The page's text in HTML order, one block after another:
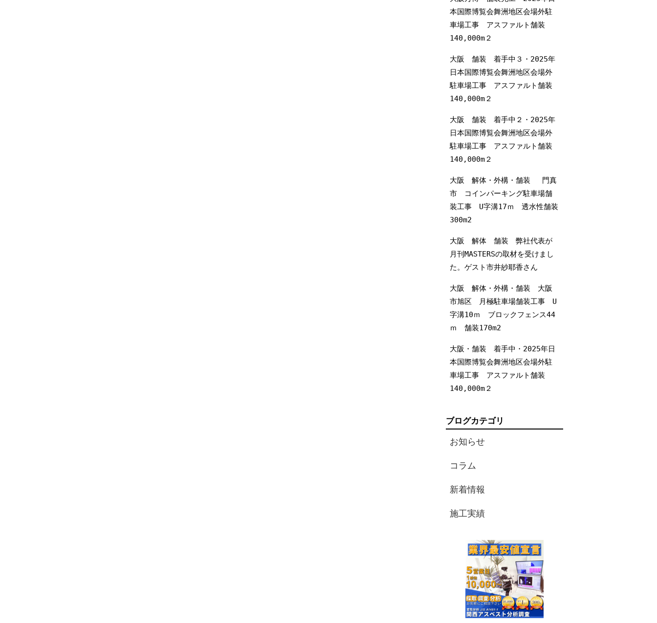
本国際博覧会舞洲地区会場外駐
車場工事 アスファルト舗装
140,000m２
大阪 舗装 着手中３・2025年
日本国際博覧会舞洲地区会場外
駐車場工事 アスファルト舗装
140,000m２
大阪 舗装 着手中２・2025年
日本国際博覧会舞洲地区会場外
駐車場工事 アスファルト舗装
140,000m２
大阪 解体・外構・舗装 門真
市 コインパーキング駐車場舗
装工事 U字溝17ｍ 透水性舗装
300m2
大阪 解体 舗装 弊社代表が
月刊MASTERSの取材を受けまし
た。ゲスト市井紗耶香さん
大阪 解体・外構・舗装 大阪
市旭区 月極駐車場舗装工事 U
字溝10ｍ ブロックフェンス44
ｍ 舗装170m2
大阪・舗装 着手中・2025年日
本国際博覧会舞洲地区会場外駐
車場工事 アスファルト舗装
140,000m２
ブログカテゴリ
お知らせ
コラム
新着情報
施工実績